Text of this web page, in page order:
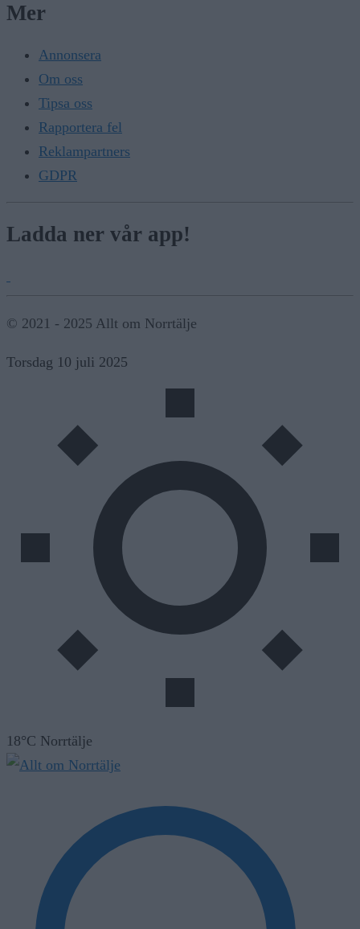
Mer
Annonsera
Om oss
Tipsa oss
Rapportera fel
Reklampartners
GDPR
Ladda ner vår app!
© 2021 - 2025 Allt om Norrtälje
Torsdag 10 juli 2025
18°C Norrtälje